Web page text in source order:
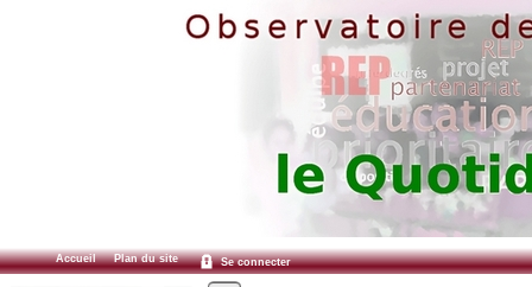
Accueil Plan du site Se connecter